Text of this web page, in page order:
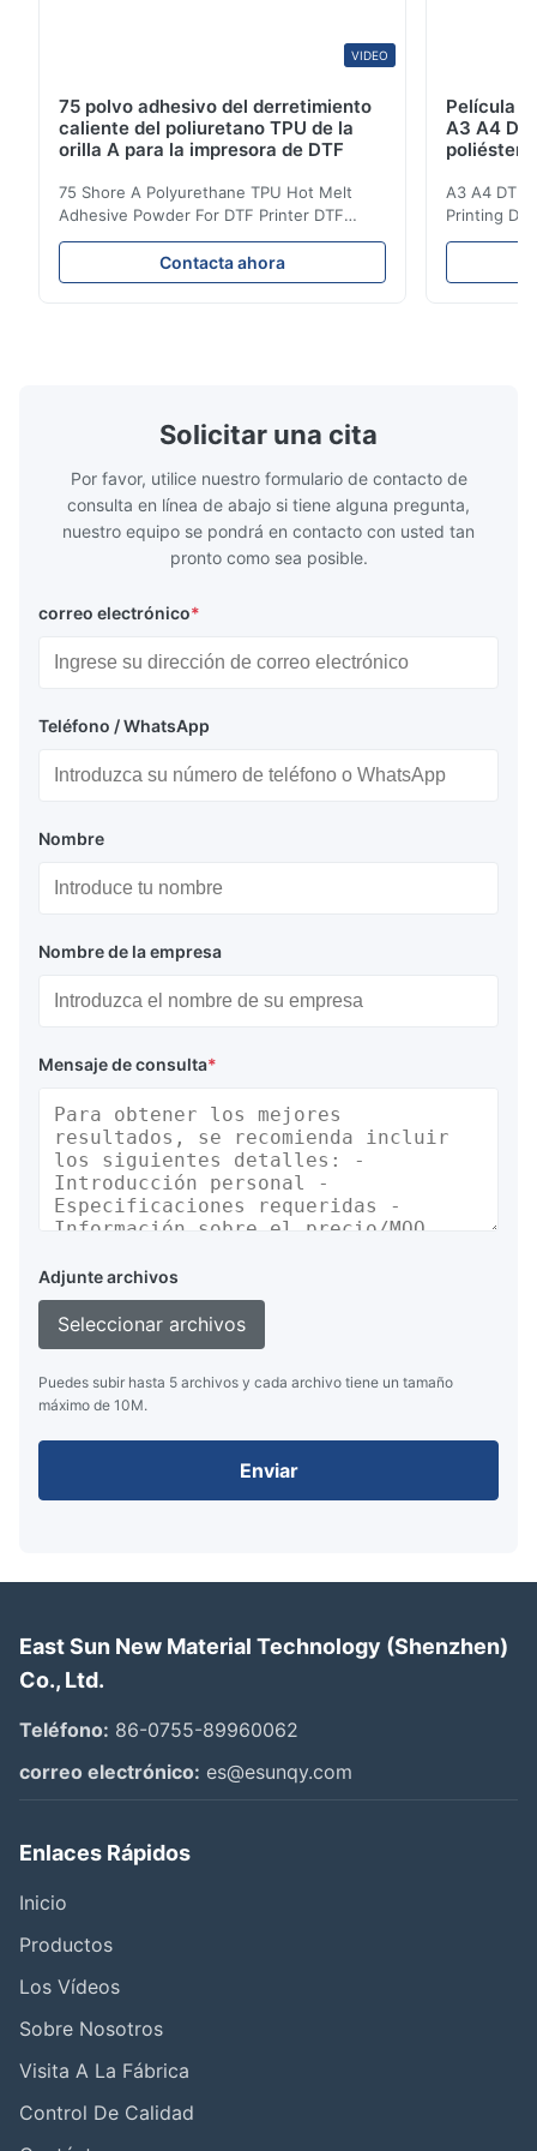
May 13.2026
review.
VIDEO
75 polvo adhesivo del derretimiento
caliente del poliuretano TPU de la
orilla A para la impresora de DTF
75 Shore A Polyurethane TPU Hot Melt
Adhesive Powder For DTF Printer DTF
Powder Technical Parameters Bonding
Parameters ( reference only) Temperature
110-130℃ Press 0.5-1.5 kg/cm2 Time 8-20
Contacta ahora
Película
A3 A4
poliéster
A3 A4 DTF
Printing
application
pattern
Solicitar una cita
Por favor, utilice nuestro formulario de contacto de
consulta en línea de abajo si tiene alguna pregunta,
nuestro equipo se pondrá en contacto con usted tan
pronto como sea posible.
correo electrónico*
Teléfono / WhatsApp
Nombre
Nombre de la empresa
Mensaje de consulta*
Adjunte archivos
Seleccionar archivos
Puedes subir hasta 5 archivos y cada archivo tiene un tamaño
máximo de 10M.
Enviar
East Sun New Material Technology (Shenzhen)
Co., Ltd.
Teléfono: 86-0755-89960062
correo electrónico: es@esunqy.com
Enlaces Rápidos
Inicio
Productos
Los Vídeos
Sobre Nosotros
Visita A La Fábrica
Control De Calidad